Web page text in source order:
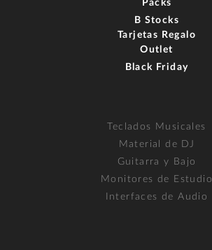
Packs
B Stocks
Tarjetas Regalo
Outlet
Black Friday
Teclados Musicales
Material de DJ
Guitarra y Bajo
Monitores de Estudio
Interfaces de Audio